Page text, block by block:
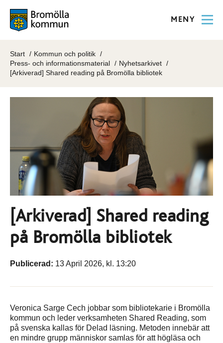
MENY
Start
Kommun och politik
Press- och informationsmaterial
Nyhetsarkivet
[Arkiverad] Shared reading på Bromölla bibliotek
[Arkiverad] Shared reading
på Bromölla bibliotek
Publicerad: 13 April 2026, kl. 13:20
Veronica Sarge Cech jobbar som bibliotekarie i Bromölla
kommun och leder verksamheten Shared Reading, som
på svenska kallas för Delad läsning. Metoden innebär att
en mindre grupp människor samlas för att högläsa och